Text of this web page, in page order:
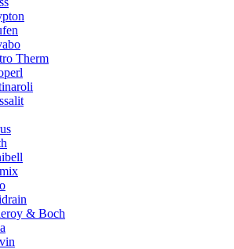
Therm
& Boch